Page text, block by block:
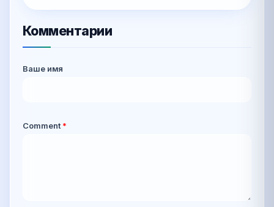
Комментарии
Ваше имя
Comment*